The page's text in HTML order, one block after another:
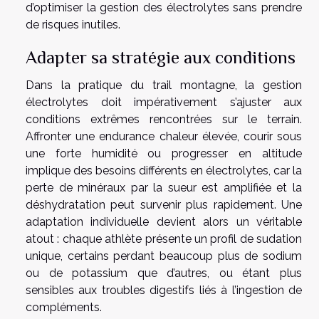
d’optimiser la gestion des électrolytes sans prendre
de risques inutiles.
Adapter sa stratégie aux conditions
Dans la pratique du trail montagne, la gestion
électrolytes doit impérativement s’ajuster aux
conditions extrêmes rencontrées sur le terrain.
Affronter une endurance chaleur élevée, courir sous
une forte humidité ou progresser en altitude
implique des besoins différents en électrolytes, car la
perte de minéraux par la sueur est amplifiée et la
déshydratation peut survenir plus rapidement. Une
adaptation individuelle devient alors un véritable
atout : chaque athlète présente un profil de sudation
unique, certains perdant beaucoup plus de sodium
ou de potassium que d’autres, ou étant plus
sensibles aux troubles digestifs liés à l’ingestion de
compléments.